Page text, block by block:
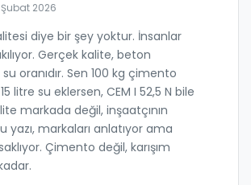
Şubat 2026
diye bir şey yoktur. İnsanlar
Gerçek kalite, beton
su oranıdır. Sen 100 kg çimento
litre su eklersen, CEM I 52,5 N bile
markada değil, inşaatçının
yazı, markaları anlatıyor ama
Çimento değil, karışım